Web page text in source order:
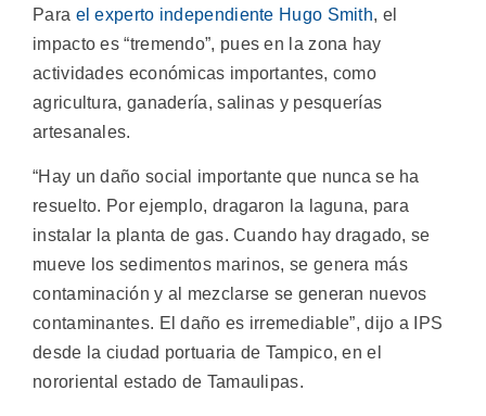
Para el experto independiente Hugo Smith, el
impacto es “tremendo”, pues en la zona hay
actividades económicas importantes, como
agricultura, ganadería, salinas y pesquerías
artesanales.
“Hay un daño social importante que nunca se ha
resuelto. Por ejemplo, dragaron la laguna, para
instalar la planta de gas. Cuando hay dragado, se
mueve los sedimentos marinos, se genera más
contaminación y al mezclarse se generan nuevos
contaminantes. El daño es irremediable”, dijo a IPS
desde la ciudad portuaria de Tampico, en el
nororiental estado de Tamaulipas.